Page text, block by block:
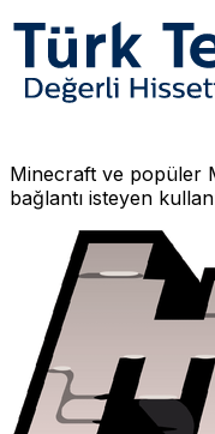
Minecraft ve popüler
bağlantı isteyen